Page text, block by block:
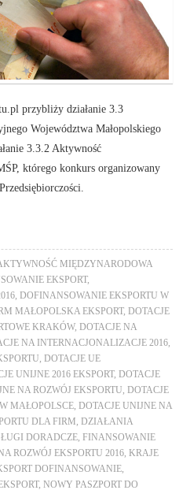
przybliży działanie 3.3
Województwa Małopolskiego
3.3.2 Aktywność
którego konkurs organizowany
MIĘDZYNARODOWA
EKSPORT,
,DOFINANSOWANIE EKSPORTU W
MAŁOPOLSKA EKSPORT,DOTACJE
KRAKÓW,DOTACJE NA
NA INTERNACJONALIZACJE 2016
,DOTACJE UE
UNIJNE 2016 EKSPORT,DOTACJE
NA ROZWÓJ EKSPORTU ,DOTACJE
MAŁOPOLSCE ,DOTACJE UNIJNE NA
DLA FIRM ,DZIAŁANIA
DORADCZE ,FINANSOWANIE
ROZWÓJ EKSPORTU 2016 ,KRAJE
DOFINANSOWANIE
,NOWY PASZPORT DO